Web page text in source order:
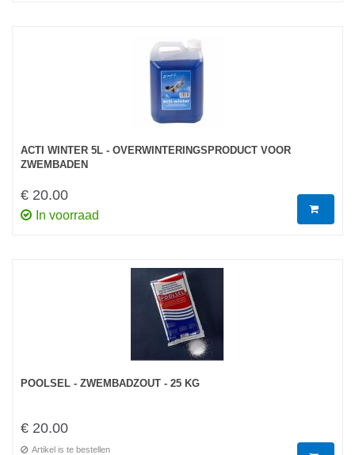
ACTI WINTER 5L - OVERWINTERINGSPRODUCT VOOR
ZWEMBADEN
€ 20.00
In voorraad
POOLSEL - ZWEMBADZOUT - 25 KG
€ 20.00
Artikel is te bestellen